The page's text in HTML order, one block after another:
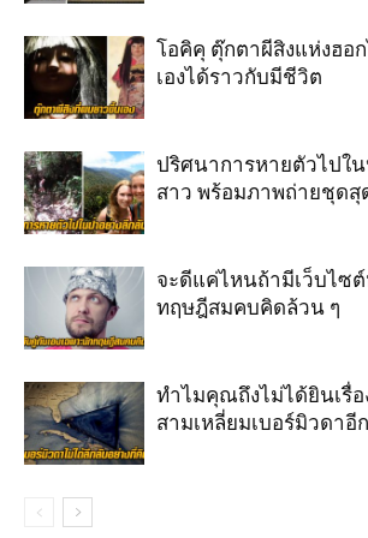
โอคิคุ ตุ๊กตาผีสิงแห่งฮอ
เองได้ราวกับมีชีวิต
ปริศนาการหายตัวไปใ
สาว พร้อมภาพถ่ายชุดสุ
จะดีแค่ไหนถ้ามีเว็บไซ
ทฤษฎีสมคบคิดล้วน ๆ
ทำไมคุณถึงไม่ได้ยินเรื่อ
สามเหลี่ยมเบอร์มิวดาอี